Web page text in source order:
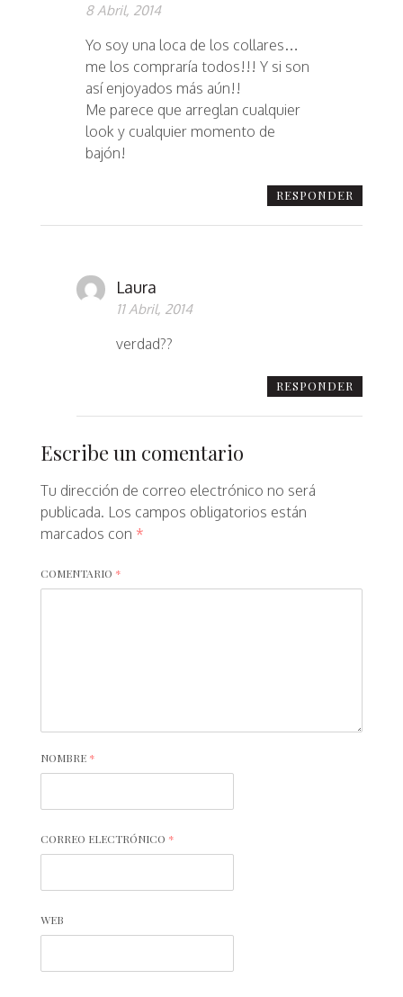
8 Abril, 2014
Yo soy una loca de los collares…
me los compraría todos!!! Y si son
así enjoyados más aún!!
Me parece que arreglan cualquier
look y cualquier momento de
bajón!
RESPONDER
Laura
11 Abril, 2014
verdad??
RESPONDER
Escribe un comentario
Tu dirección de correo electrónico no será
publicada. Los campos obligatorios están
marcados con *
COMENTARIO *
NOMBRE *
CORREO ELECTRÓNICO *
WEB